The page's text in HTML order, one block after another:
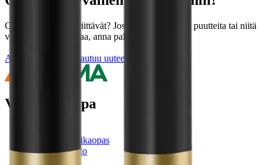
Ovatko tuotetiedot riittävät? Jos tuotetiedoissa on puutteita tai niitä
voisi muuten parantaa, anna palautetta.
Anna palautetta Avautuu uuteen välilehteen
Verkkokauppa
Ensitilaajan pikaopas
Myymälänouto